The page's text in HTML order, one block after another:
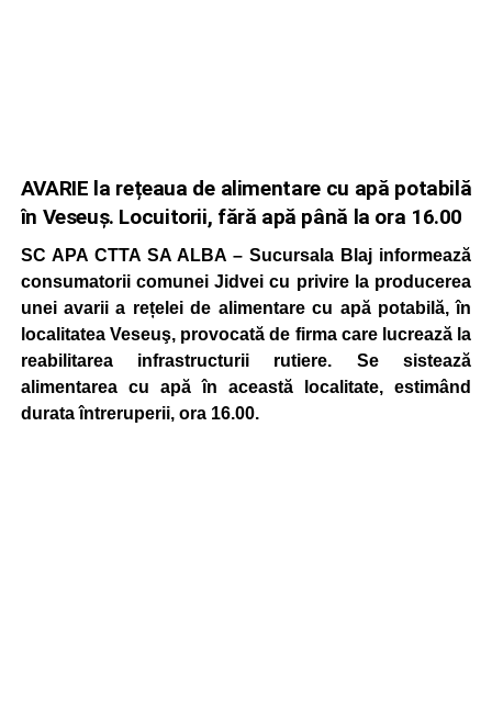
AVARIE la rețeaua de alimentare cu apă potabilă
în Veseuș. Locuitorii, fără apă până la ora 16.00
SC APA CTTA SA ALBA – Sucursala Blaj informează
consumatorii comunei Jidvei cu privire la producerea
unei avarii a rețelei de alimentare cu apă potabilă, în
localitatea Veseuş, provocată de firma care lucrează la
reabilitarea infrastructurii rutiere. Se sistează
alimentarea cu apă în această localitate, estimând
durata întreruperii, ora 16.00.